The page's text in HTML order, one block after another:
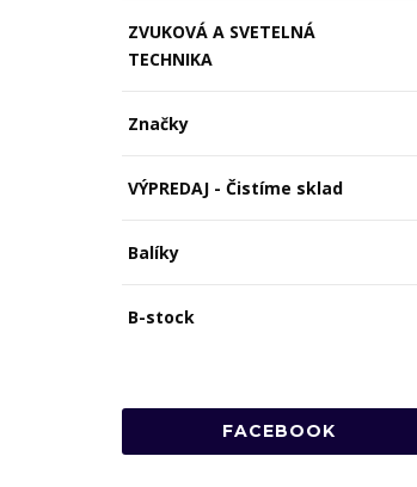
ZVUKOVÁ A SVETELNÁ
TECHNIKA
Značky
VÝPREDAJ - Čistíme sklad
Balíky
B-stock
FACEBOOK